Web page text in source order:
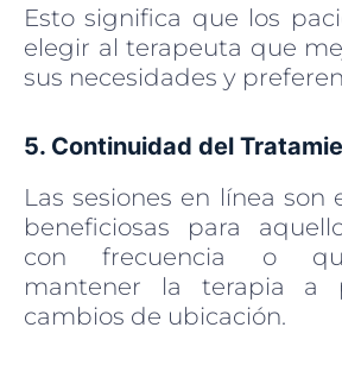
Esto significa que los
elegir al terapeuta que
sus necesidades y
5. Continuidad del
Las sesiones en línea son
beneficiosas para
con frecuencia o
mantener la terapia a
cambios de ubicación.